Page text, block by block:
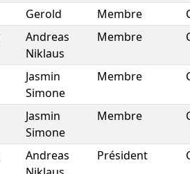
Gerold Membre
Andreas
Niklaus
Membre
Jasmin
Simone
Membre
Jasmin
Simone
Membre
Andreas
Président